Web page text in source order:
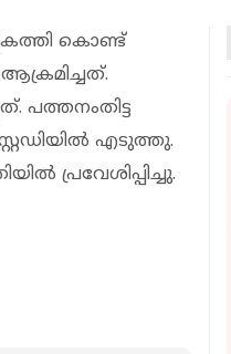
കൊണ്ട്
എടുത്തു.
പ്രവേശിപ്പിച്ചു.